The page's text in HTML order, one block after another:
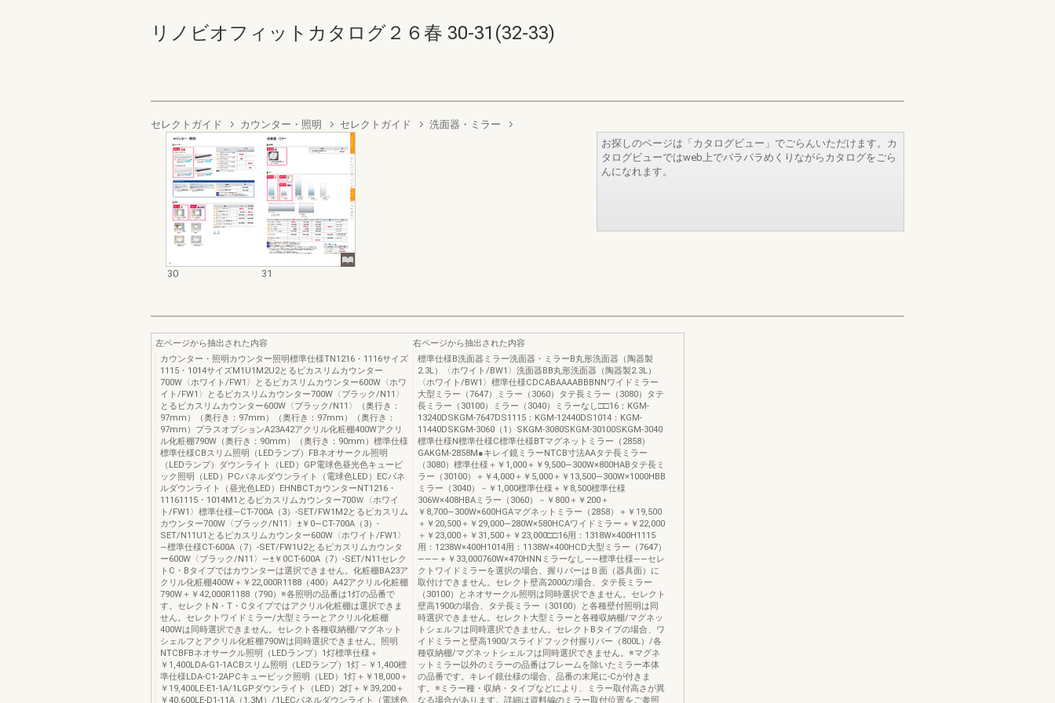
リノビオフィットカタログ２６春 30-31(32-33)
セレクトガイド カウンター・照明 セレクトガイド 洗面器・ミラー
30 31
お探しのページは「カタログビュー」でごらんいただけます。カ
タログビューではweb上でパラパラめくりながらカタログをごら
んになれます。
左ページから抽出された内容
カウンター・照明カウンター照明標準仕様TN1216・1116サイズ
1115・1014サイズM1U1M2U2とるピカスリムカウンター
700W〈ホワイト/FW1〉とるピカスリムカウンター600W〈ホワ
イト/FW1〉とるピカスリムカウンター700W〈ブラック/N11〉
とるピカスリムカウンター600W〈ブラック/N11〉（奥行き：
97mm）（奥行き：97mm）（奥行き：97mm）（奥行き：
97mm）プラスオプションA23A42アクリル化粧棚400Wアクリ
ル化粧棚790W（奥行き：90mm）（奥行き：90mm）標準仕様
標準仕様CBスリム照明（LEDランプ）FBネオサークル照明
（LEDランプ）ダウンライト（LED）GP電球色昼光色キュービ
ック照明（LED）PCパネルダウンライト（電球色LED）ECパネ
ルダウンライト（昼光色LED）EHNBCTカウンターNT1216・
11161115・1014M1とるピカスリムカウンター700Ｗ〈ホワイ
ト/FW1〉標準仕様―CT-700A（3）-SET/FW1M2とるピカスリム
カウンター700W〈ブラック/N11〉±￥0―CT-700A（3）-
SET/N11U1とるピカスリムカウンター600W〈ホワイト/FW1〉
―標準仕様CT-600A（7）-SET/FW1U2とるピカスリムカウンタ
ー600W〈ブラック/N11〉―±￥0CT-600A（7）-SET/N11セレク
トC・Bタイプではカウンターは選択できません。化粧棚BA23ア
クリル化粧棚400W＋￥22,000R1188（400）A42アクリル化粧棚
790W＋￥42,000R1188（790）※各照明の品番は1灯の品番で
す。セレクトN・T・Cタイプではアクリル化粧棚は選択できま
せん。セレクトワイドミラー/大型ミラーとアクリル化粧棚
400Wは同時選択できません。セレクト各種収納棚/マグネット
シェルフとアクリル化粧棚790Wは同時選択できません。照明
NTCBFBネオサークル照明（LEDランプ）1灯標準仕様＋
￥1,400LDA-G1-1ACBスリム照明（LEDランプ）1灯－￥1,400標
準仕様LDA-C1-2APCキュービック照明（LED）1灯＋￥18,000＋
￥19,400LE-E1-1A/1LGPダウンライト（LED）2灯＋￥39,200＋
￥40,600LE-D1-11A（1.3M）/1LECパネルダウンライト（電球色
右ページから抽出された内容
標準仕様B洗面器ミラー洗面器・ミラーB丸形洗面器（陶器製
2.3L）〈ホワイト/BW1〉洗面器BB丸形洗面器（陶器製2.3L）
〈ホワイト/BW1〉標準仕様CDCABAAAABBBNNワイドミラー
大型ミラー（7647）ミラー（3060）タテ長ミラー（3080）タテ
長ミラー（30100）ミラー（3040）ミラーなし□□16：KGM-
13240DSKGM-7647DS1115：KGM-12440DS1014：KGM-
11440DSKGM-3060（1）SKGM-3080SKGM-30100SKGM-3040
標準仕様N標準仕様C標準仕様BTマグネットミラー（2858）
GAKGM-2858M●キレイ鏡ミラーNTCB寸法AAタテ長ミラー
（3080）標準仕様＋￥1,000＋￥9,500―300W×800HABタテ長ミ
ラー（30100）＋￥4,000＋￥5,000＋￥13,500―300W×1000HBB
ミラー（3040）－￥1,000標準仕様＋￥8,500標準仕様
306W×408HBAミラー（3060）－￥800＋￥200＋
￥8,700―300W×600HGAマグネットミラー（2858）＋￥19,500
＋￥20,500＋￥29,000―280W×580HCAワイドミラー＋￥22,000
＋￥23,000＋￥31,500＋￥23,000□□16用：1318W×400H1115
用：1238W×400H1014用：1138W×400HCD大型ミラー（7647）
―――＋￥33,000760W×470HNNミラーなし――標準仕様――セレ
クトワイドミラーを選択の場合、握りバーはＢ面（器具面）に
取付けできません。セレクト壁高2000の場合、タテ長ミラー
（30100）とネオサークル照明は同時選択できません。セレクト
壁高1900の場合、タテ長ミラー（30100）と各種壁付照明は同
時選択できません。セレクト大型ミラーと各種収納棚/マグネッ
トシェルフは同時選択できません。セレクトBタイプの場合、ワ
イドミラーと壁高1900/スライドフック付握りバー（800L）/各
種収納棚/マグネットシェルフは同時選択できません。※マグネ
ットミラー以外のミラーの品番はフレームを除いたミラー本体
の品番です。キレイ鏡仕様の場合、品番の末尾に-Cが付きま
す。※ミラー種・収納・タイプなどにより、ミラー取付高さが異
なる場合があります。詳細は資料編のミラー取付位置をご参照